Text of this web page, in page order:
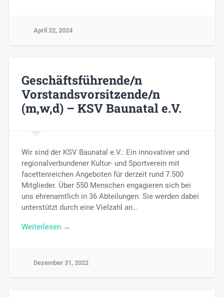
April 22, 2024
Geschäftsführende/n
Vorstandsvorsitzende/n
(m,w,d) – KSV Baunatal e.V.
Wir sind der KSV Baunatal e.V.: Ein innovativer und
regionalverbundener Kultur- und Sportverein mit
facettenreichen Angeboten für derzeit rund 7.500
Mitglieder. Über 550 Menschen engagieren sich bei
uns ehrenamtlich in 36 Abteilungen. Sie werden dabei
unterstützt durch eine Vielzahl an…
Weiterlesen →
Dezember 31, 2022